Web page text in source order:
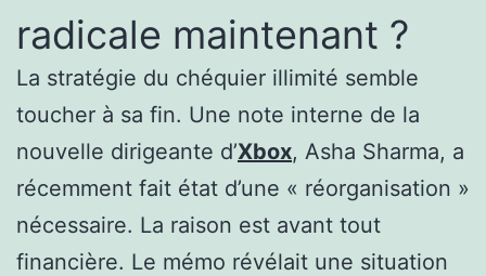
radicale maintenant ?
La stratégie du chéquier illimité semble
toucher à sa fin. Une note interne de la
nouvelle dirigeante d’Xbox, Asha Sharma, a
récemment fait état d’une « réorganisation »
nécessaire. La raison est avant tout
financière. Le mémo révélait une situation